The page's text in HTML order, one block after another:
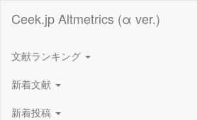
Ceek.jp Altmetrics (α ver.)
文献ランキング
新着文献
新着投稿